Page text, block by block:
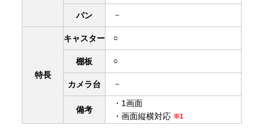
パン －
特長
キャスター ○
棚板 ○
カメラ台 －
備考
・1画面
・画面縦横対応 ※1